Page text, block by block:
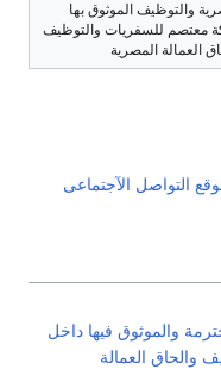
والتوظيف الموثوق بها
معتصم للسفريات والتوظيف
العمالة المصرية
التواصل الآجتماعى
والموثوق فيها داخل
العمالة